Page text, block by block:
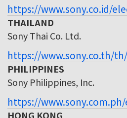
https://www.sony.co.id/
THAILAND
Sony Thai Co. Ltd.
https://www.sony.co.th/
PHILIPPINES
Sony Philippines, Inc.
https://
HONG KONG